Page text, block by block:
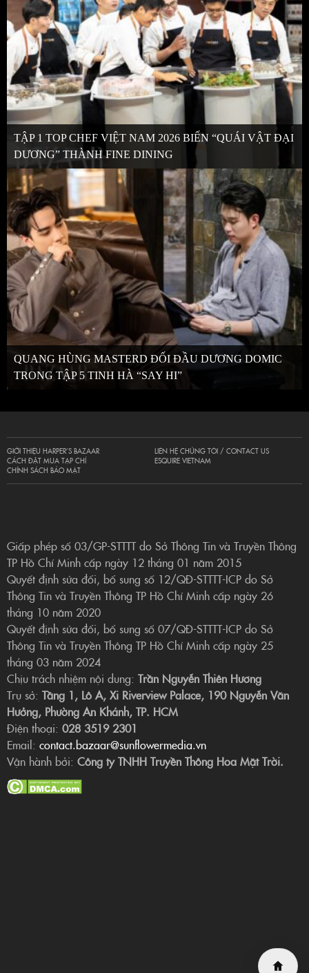
TẬP 1 TOP CHEF VIỆT NAM 2026 BIẾN “QUÁI VẬT ĐẠI
DƯƠNG” THÀNH FINE DINING
QUANG HÙNG MASTERD ĐỐI ĐẦU DƯƠNG DOMIC
TRONG TẬP 5 TINH HÀ “SAY HI”
GIỚI THIỆU HARPER’S BAZAAR
CÁCH ĐẶT MUA TẠP CHÍ
CHÍNH SÁCH BẢO MẬT
LIÊN HỆ CHÚNG TÔI / CONTACT US
ESQUIRE VIETNAM
Giấp phép số 03/GP-STTTT do Sở Thông Tin và Truyền Thông
TP Hồ Chí Minh cấp ngày 12 tháng 01 năm 2015
Quyết định sửa đổi, bổ sung số 12/QĐ-STTTT-ICP do Sở
Thông Tin và Truyền Thông TP Hồ Chí Minh cấp ngày 26
tháng 10 năm 2020
Quyết định sửa đổi, bổ sung số 07/QĐ-STTTT-ICP do Sở
Thông Tin và Truyền Thông TP Hồ Chí Minh cấp ngày 25
tháng 03 năm 2024
Chịu trách nhiệm nội dung: Trần Nguyễn Thiên Hương
Trụ sở: Tầng 1, Lô A, Xi Riverview Palace, 190 Nguyễn Văn
Hưởng, Phường An Khánh, TP. HCM
Điện thoại: 028 3519 2301
Email: contact.bazaar@sunflowermedia.vn
Vận hành bởi: Công ty TNHH Truyền Thông Hoa Mặt Trời.